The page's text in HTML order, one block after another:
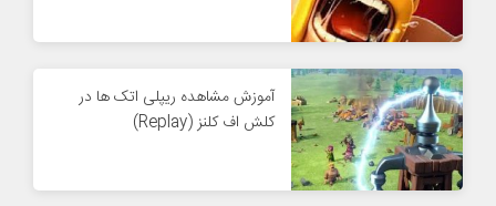
آموزش مشاهده ریپلی اتک ها در
کلش اف کلنز (Replay)